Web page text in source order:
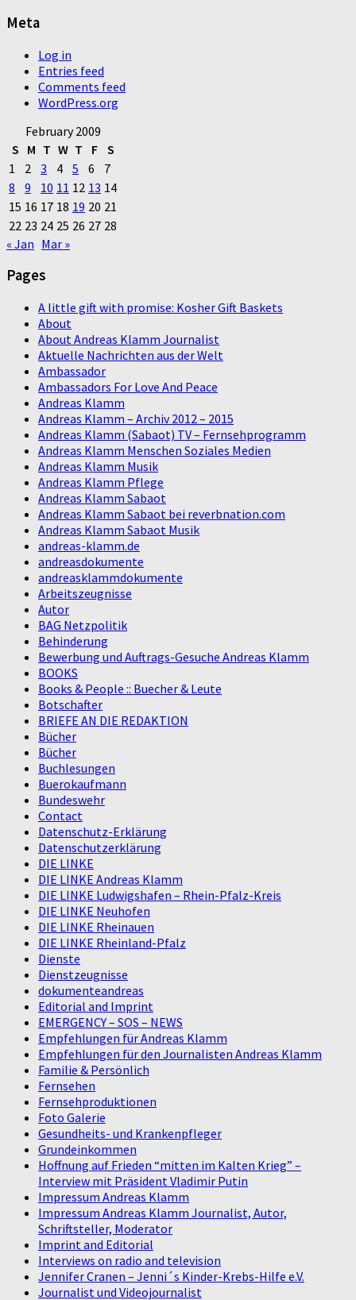
Meta
Log in
Entries feed
Comments feed
WordPress.org
February 2009
S M T W T F S
1
2 3 4 5 6
7
8
9 10 11 12 13 14
15 16 17 18 19 20 21
22 23 24 25 26 27 28
« Jan Mar »
Pages
A little gift with promise: Kosher Gift Baskets
About
About Andreas Klamm Journalist
Aktuelle Nachrichten aus der Welt
Ambassador
Ambassadors For Love And Peace
Andreas Klamm
Andreas Klamm – Archiv 2012 – 2015
Andreas Klamm (Sabaot) TV – Fernsehprogramm
Andreas Klamm Menschen Soziales Medien
Andreas Klamm Musik
Andreas Klamm Pflege
Andreas Klamm Sabaot
Andreas Klamm Sabaot bei reverbnation.com
Andreas Klamm Sabaot Musik
andreas-klamm.de
andreasdokumente
andreasklammdokumente
Arbeitszeugnisse
Autor
BAG Netzpolitik
Behinderung
Bewerbung und Auftrags-Gesuche Andreas Klamm
BOOKS
Books & People :: Buecher & Leute
Botschafter
BRIEFE AN DIE REDAKTION
Bücher
Bücher
Buchlesungen
Buerokaufmann
Bundeswehr
Contact
Datenschutz-Erklärung
Datenschutzerklärung
DIE LINKE
DIE LINKE Andreas Klamm
DIE LINKE Ludwigshafen – Rhein-Pfalz-Kreis
DIE LINKE Neuhofen
DIE LINKE Rheinauen
DIE LINKE Rheinland-Pfalz
Dienste
Dienstzeugnisse
dokumenteandreas
Editorial and Imprint
EMERGENCY – SOS – NEWS
Empfehlungen für Andreas Klamm
Empfehlungen für den Journalisten Andreas Klamm
Familie & Persönlich
Fernsehen
Fernsehproduktionen
Foto Galerie
Gesundheits- und Krankenpfleger
Grundeinkommen
Hoffnung auf Frieden “mitten im Kalten Krieg” –
Interview mit Präsident Vladimir Putin
Impressum Andreas Klamm
Impressum Andreas Klamm Journalist, Autor,
Schriftsteller, Moderator
Imprint and Editorial
Interviews on radio and television
Jennifer Cranen – Jenni´s Kinder-Krebs-Hilfe e.V.
Journalist und Videojournalist